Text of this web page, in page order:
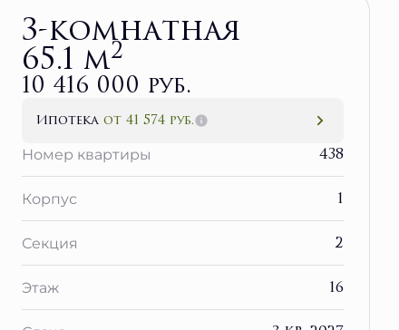
3-комнатная
65.1 м2
10 416 000 руб.
Ипотека от 41 574 руб.
Номер квартиры
438
Корпус 1
Секция 2
Этаж 16